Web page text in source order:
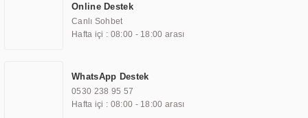
TOCHI markası altında kendi ürettiği ürünlerde kullanmıştır. Günümüzde
TOCHI; videowall, digital signage, kiosk, totem, akıllı durak ekranı, araç içi
ekran, asansör ekranı, digital menüboard, marin ekran, medikal ekran,
ekranları, endüstriyel ekranlar, kapı önü bilgi ekranları, panel PC,
endüstriyel Panel PC, mini PC, endüstriyel mini PC ve akıllı bina sistemleri
gibi çözümleri 4.5" ile 110” boyutları arasında üretebilirken, ayrıca standart
Online Destek
Canlı Sohbet
Hafta içi : 08:00 - 18:00 arası
WhatsApp Destek
0530 238 95 57
Hafta içi : 08:00 - 18:00 arası